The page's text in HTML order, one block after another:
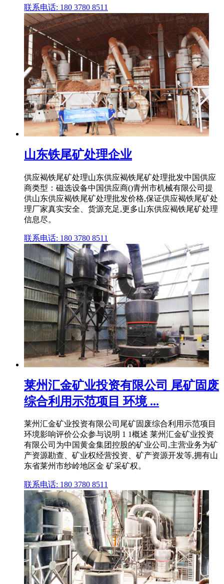
联系电话: 180 3780 8511
山东铁尾矿处理企业
供应褐铁尾矿处理山东供应褐铁尾矿处理批发中国供应
商类型：磁选设备中国供应商()青州市机械有限公司提
供山东供应褐铁尾矿处理批发价格,保证供应褐铁尾矿处
理厂家真实安全、货源充足,更多山东供应褐铁尾矿处理
信息尽。
联系电话: 180 3780 8511
莱州汇金矿业投资有限公司 尾矿固废
综合利用示范项目 环境 ...
莱州汇金矿业投资有限公司尾矿固废综合利用示范项目
环境影响评价公众参与说明 1 1概述 莱州汇金矿业投资
有限公司为中国黄金集团控股的矿业公司,主营业务为矿
产资源勘查、矿业权经营投资、矿产资源开发等,拥有山
东省莱州市纱岭地区金 矿采矿权。
联系电话: 180 3780 8511